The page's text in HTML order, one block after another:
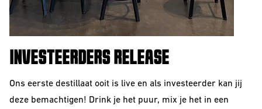
INVESTEERDERS RELEASE
Ons eerste destillaat ooit is live en als investeerder kan jij
deze bemachtigen! Drink je het puur, mix je het in een